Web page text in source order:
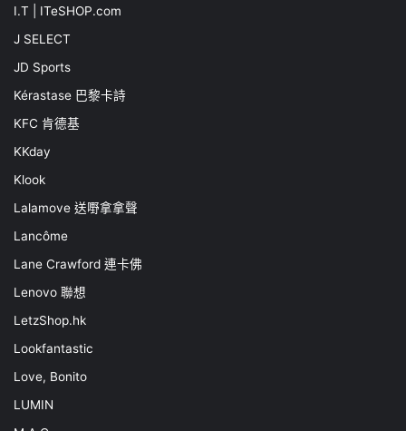
I.T | ITeSHOP.com
J SELECT
JD Sports
Kérastase 巴黎卡詩
KFC 肯德基
KKday
Klook
Lalamove 送嘢拿拿聲
Lancôme
Lane Crawford 連卡佛
Lenovo 聯想
LetzShop.hk
Lookfantastic
Love, Bonito
LUMIN